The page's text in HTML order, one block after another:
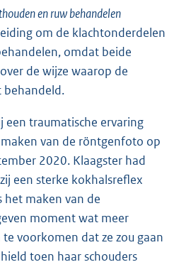
en ruw behandelen
om de klachtonderdelen
omdat beide
de wijze waarop de
behandeld.
een traumatische ervaring
van de röntgenfoto op
2020. Klaagster had
een sterke kokhalsreflex
het maken van de
moment wat meer
voorkomen dat ze zou gaan
toen haar schouders